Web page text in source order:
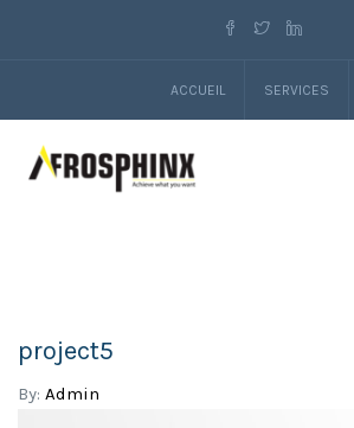
ACCUEIL SERVICES
project5
By: Admin